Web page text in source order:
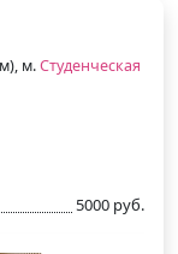
м.Студенческая
5000 руб.